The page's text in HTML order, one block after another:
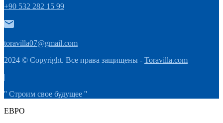
+90 532 282 15 99
toravilla07@gmail.com
2024 © Copyright. Все права защищены - Toravilla.com
|
'' Строим свое будущее ''
ЕВРО